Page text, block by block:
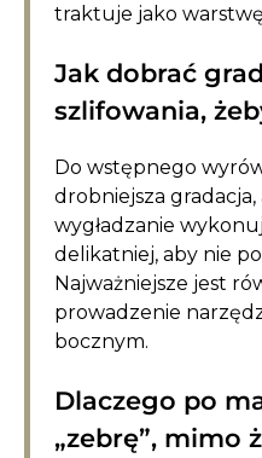
traktuje jako
Jak dobrać
szlifowania,
Do wstępnego
drobniejsza
wygładzanie
delikatniej, aby nie
Najważniejsze jest
prowadzenie
bocznym.
Dlaczego po
„zebrę”, mimo